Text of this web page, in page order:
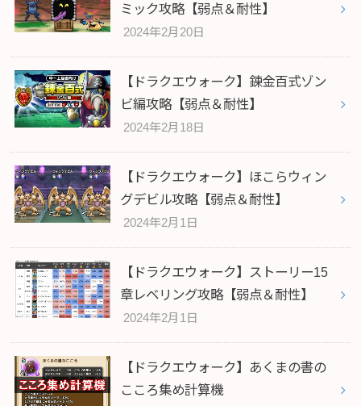
ミック攻略【弱点＆耐性】
2024年2月20日
【ドラクエウォーク】錬金百式ゾン
ビ編攻略【弱点＆耐性】
2024年2月18日
【ドラクエウォーク】ほこらウィン
グデビル攻略【弱点＆耐性】
2024年2月1日
【ドラクエウォーク】ストーリー15
章レベリング攻略【弱点＆耐性】
2024年2月1日
【ドラクエウォーク】あくまの書の
こころ集め計算機